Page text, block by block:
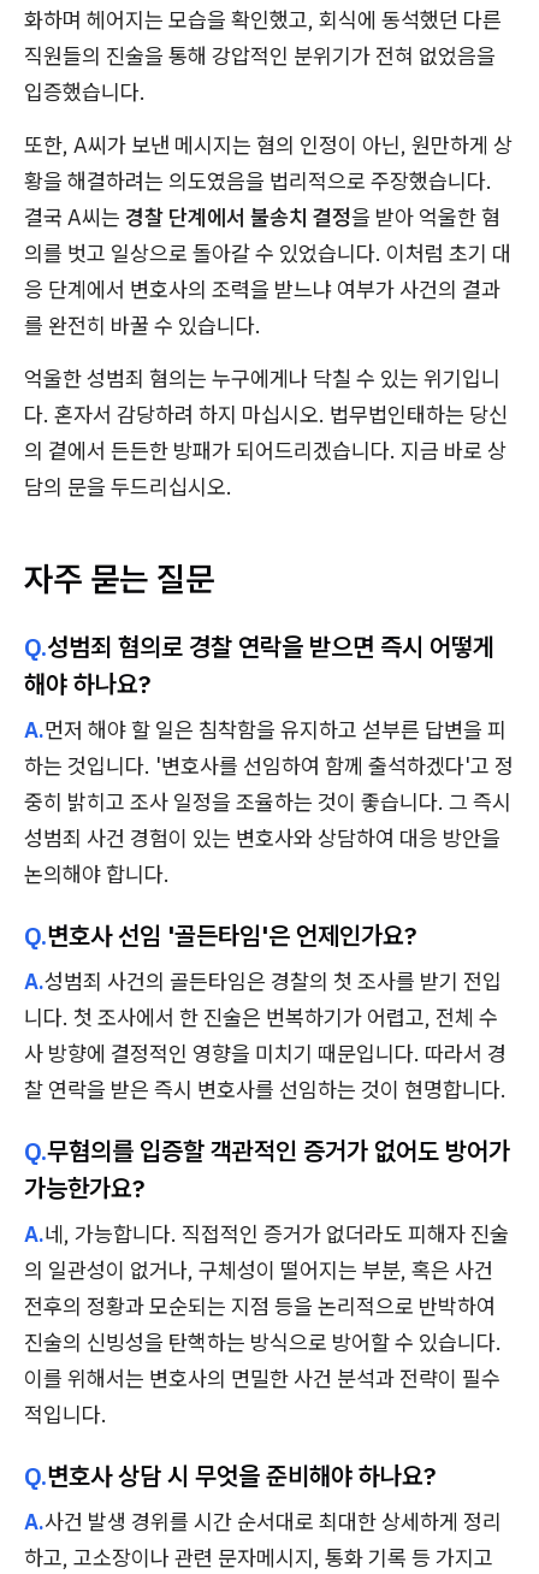
화하며 헤어지는 모습을 확인했고, 회식에 동석했던 다른
직원들의 진술을 통해 강압적인 분위기가 전혀 없었음을
입증했습니다.
또한, A씨가 보낸 메시지는 혐의 인정이 아닌, 원만하게 상
황을 해결하려는 의도였음을 법리적으로 주장했습니다.
결국 A씨는 경찰 단계에서 불송치 결정을 받아 억울한 혐
의를 벗고 일상으로 돌아갈 수 있었습니다. 이처럼 초기 대
응 단계에서 변호사의 조력을 받느냐 여부가 사건의 결과
를 완전히 바꿀 수 있습니다.
억울한 성범죄 혐의는 누구에게나 닥칠 수 있는 위기입니
다. 혼자서 감당하려 하지 마십시오. 법무법인태하는 당신
의 곁에서 든든한 방패가 되어드리겠습니다. 지금 바로 상
담의 문을 두드리십시오.
자주 묻는 질문
Q.성범죄 혐의로 경찰 연락을 받으면 즉시 어떻게
해야 하나요?
A.먼저 해야 할 일은 침착함을 유지하고 섣부른 답변을 피
하는 것입니다. '변호사를 선임하여 함께 출석하겠다'고 정
중히 밝히고 조사 일정을 조율하는 것이 좋습니다. 그 즉시
성범죄 사건 경험이 있는 변호사와 상담하여 대응 방안을
논의해야 합니다.
Q.변호사 선임 '골든타임'은 언제인가요?
A.성범죄 사건의 골든타임은 경찰의 첫 조사를 받기 전입
니다. 첫 조사에서 한 진술은 번복하기가 어렵고, 전체 수
사 방향에 결정적인 영향을 미치기 때문입니다. 따라서 경
찰 연락을 받은 즉시 변호사를 선임하는 것이 현명합니다.
Q.무혐의를 입증할 객관적인 증거가 없어도 방어가
가능한가요?
A.네, 가능합니다. 직접적인 증거가 없더라도 피해자 진술
의 일관성이 없거나, 구체성이 떨어지는 부분, 혹은 사건
전후의 정황과 모순되는 지점 등을 논리적으로 반박하여
진술의 신빙성을 탄핵하는 방식으로 방어할 수 있습니다.
이를 위해서는 변호사의 면밀한 사건 분석과 전략이 필수
적입니다.
Q.변호사 상담 시 무엇을 준비해야 하나요?
A.사건 발생 경위를 시간 순서대로 최대한 상세하게 정리
하고, 고소장이나 관련 문자메시지, 통화 기록 등 가지고